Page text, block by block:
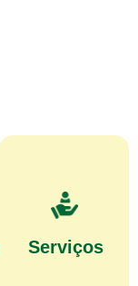
Serviços